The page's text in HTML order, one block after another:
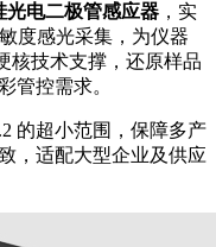
光电二极管感应器 ，实
度感光采集，为仪器
核技术支撑，还原样品
管控需求。
的超小范围，保障多产
，适配大型企业及供应